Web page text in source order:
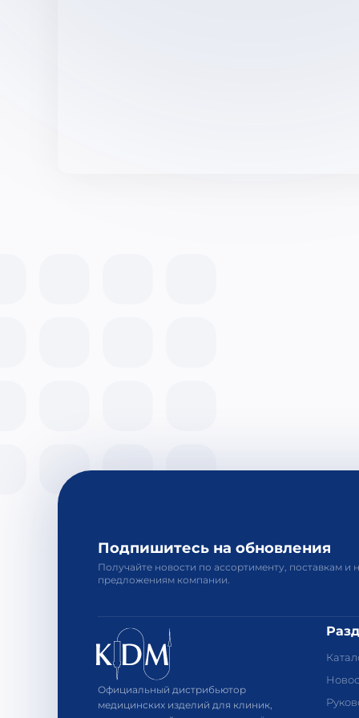
Подпишитесь на обновления
Получайте новости по ассортименту, поставкам и
предложениям компании.
Официальный дистрибьютор
медицинских изделий для клиник,